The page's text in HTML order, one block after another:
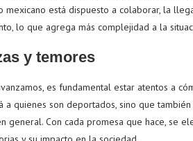
mexicano está dispuesto a colaborar, la
lo que agrega más complejidad a la
y temores
es fundamental estar atentos a
a quienes son deportados, sino que
general. Con cada promesa que hace, se